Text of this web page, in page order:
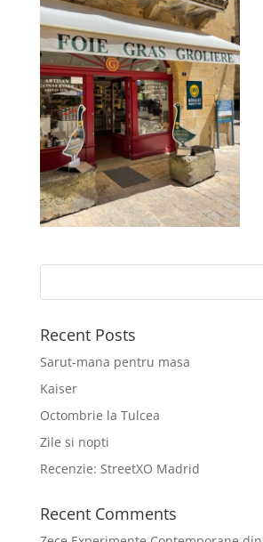
Recent Posts
Sarut-mana pentru masa
Kaiser
Octombrie la Tulcea
Zile si nopti
Recenzie: StreetXO Madrid
Recent Comments